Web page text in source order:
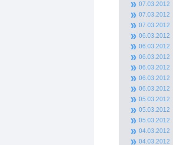
07.03.2012
07.03.2012
07.03.2012
06.03.2012
06.03.2012
06.03.2012
06.03.2012
06.03.2012
06.03.2012
05.03.2012
05.03.2012
05.03.2012
04.03.2012
04.03.2012